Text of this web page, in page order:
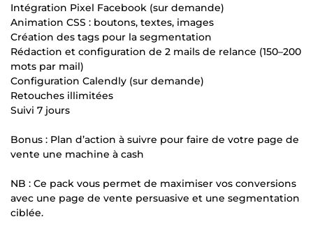
Intégration Pixel Facebook (sur demande)
Animation CSS : boutons, textes, images
Création des tags pour la segmentation
Rédaction et configuration de 2 mails de relance (150–200
mots par mail)
Configuration Calendly (sur demande)
Retouches illimitées
Suivi 7 jours
Bonus : Plan d’action à suivre pour faire de votre page de
vente une machine à cash
NB : Ce pack vous permet de maximiser vos conversions
avec une page de vente persuasive et une segmentation
ciblée.